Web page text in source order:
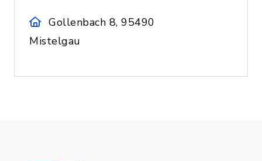
Gollenbach 8, 95490
Mistelgau